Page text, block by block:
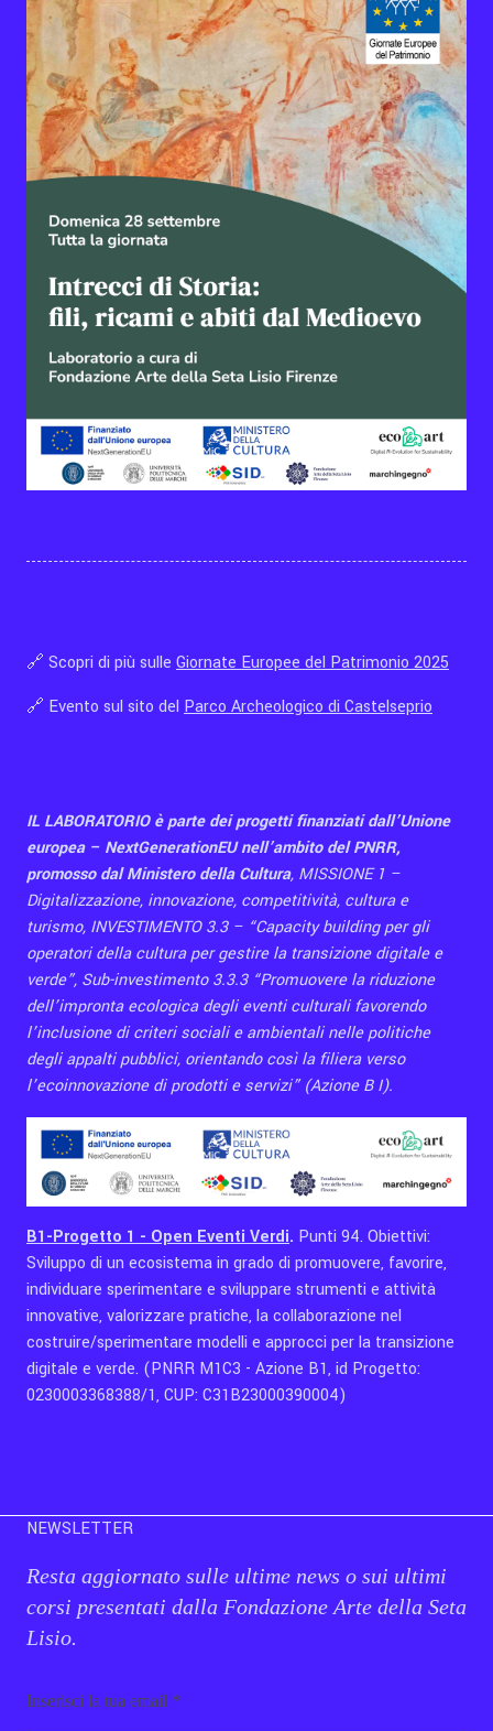
🔗 Scopri di più sulle Giornate Europee del Patrimonio 2025
🔗 Evento sul sito del Parco Archeologico di Castelseprio
IL LABORATORIO è parte dei progetti finanziati dall’Unione
europea – NextGenerationEU nell’ambito del PNRR,
promosso dal Ministero della Cultura, MISSIONE 1 –
Digitalizzazione, innovazione, competitività, cultura e
turismo, INVESTIMENTO 3.3 – “Capacity building per gli
operatori della cultura per gestire la transizione digitale e
verde”, Sub-investimento 3.3.3 “Promuovere la riduzione
dell’impronta ecologica degli eventi culturali favorendo
l’inclusione di criteri sociali e ambientali nelle politiche
degli appalti pubblici, orientando così la filiera verso
l’ecoinnovazione di prodotti e servizi” (Azione B I).
B1-Progetto 1 - Open Eventi Verdi. Punti 94. Obiettivi:
Sviluppo di un ecosistema in grado di promuovere, favorire,
individuare sperimentare e sviluppare strumenti e attività
innovative, valorizzare pratiche, la collaborazione nel
costruire/sperimentare modelli e approcci per la transizione
digitale e verde. (PNRR M1C3 - Azione B1, id Progetto:
0230003368388/1, CUP: C31B23000390004)
NEWSLETTER
Resta aggiornato sulle ultime news o sui ultimi
corsi presentati dalla Fondazione Arte della Seta
Lisio.